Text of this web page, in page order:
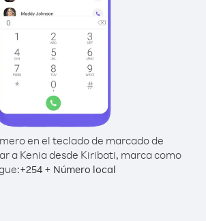
en el teclado de marcado de
a Kenia desde Kiribati, marca como
+254+ Número local